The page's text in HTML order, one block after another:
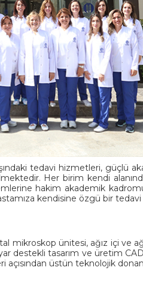
tedavi hizmetleri, güçlü
Her birim kendi
hakim akademik
kendisine özgü bir tedavi
mikroskop ünitesi, ağız içi ve
destekli tasarım ve üretim
açısından üstün teknolojik